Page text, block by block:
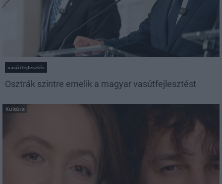
vasútfejlesztés
Osztrák szintre emelik a magyar vasútfejlesztést
Kultúra